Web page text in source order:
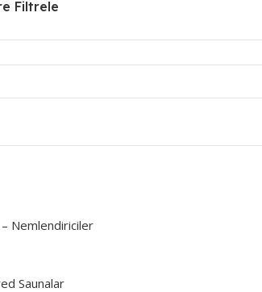
Filtrele
Nemlendiriciler
Saunalar